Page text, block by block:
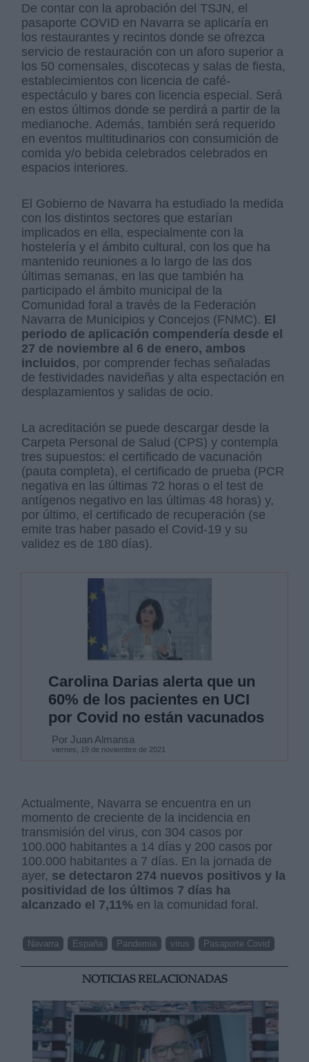
De contar con la aprobación del TSJN, el
pasaporte COVID en Navarra se aplicaría en
los restaurantes y recintos donde se ofrezca
servicio de restauración con un aforo superior a
los 50 comensales, discotecas y salas de fiesta,
establecimientos con licencia de café-
espectáculo y bares con licencia especial. Será
en estos últimos donde se perdirá a partir de la
medianoche. Además, también será requerido
en eventos multitudinarios con consumición de
comida y/o bebida celebrados celebrados en
espacios interiores.
El Gobierno de Navarra ha estudiado la medida
con los distintos sectores que estarían
implicados en ella, especialmente con la
hostelería y el ámbito cultural, con los que ha
mantenido reuniones a lo largo de las dos
últimas semanas, en las que también ha
participado el ámbito municipal de la
Comunidad foral a través de la Federación
Navarra de Municipios y Concejos (FNMC). El
periodo de aplicación compendería desde el
27 de noviembre al 6 de enero, ambos
incluidos, por comprender fechas señaladas
de festividades navideñas y alta espectación en
desplazamientos y salidas de ocio.
La acreditación se puede descargar desde la
Carpeta Personal de Salud (CPS) y contempla
tres supuestos: el certificado de vacunación
(pauta completa), el certificado de prueba (PCR
negativa en las últimas 72 horas o el test de
antígenos negativo en las últimas 48 horas) y,
por último, el certificado de recuperación (se
emite tras haber pasado el Covid-19 y su
validez es de 180 días).
Carolina Darias alerta que un
60% de los pacientes en UCI
por Covid no están vacunados
Por Juan Almansa
viernes, 19 de noviembre de 2021
Actualmente, Navarra se encuentra en un
momento de creciente de la incidencia en
transmisión del virus, con 304 casos por
100.000 habitantes a 14 días y 200 casos por
100.000 habitantes a 7 días. En la jornada de
ayer, se detectaron 274 nuevos positivos y la
positividad de los últimos 7 días ha
alcanzado el 7,11% en la comunidad foral.
Navarra España Pandemia virus Pasaporte Covid
NOTICIAS RELACIONADAS